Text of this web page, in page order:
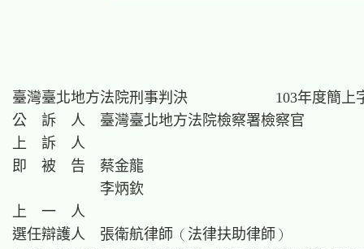
臺灣臺北地方法院刑事判決　　　　　　103年度簡上
公　訴　人　臺灣臺北地方法院檢察署檢察官
上　訴　人
即　被　告　蔡金龍
李炳欽
上　一　人
選任辯護人　張衛航律師（法律扶助律師）